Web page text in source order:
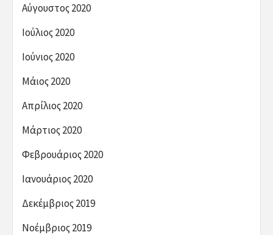
Αύγουστος 2020
Ιούλιος 2020
Ιούνιος 2020
Μάιος 2020
Απρίλιος 2020
Μάρτιος 2020
Φεβρουάριος 2020
Ιανουάριος 2020
Δεκέμβριος 2019
Νοέμβριος 2019